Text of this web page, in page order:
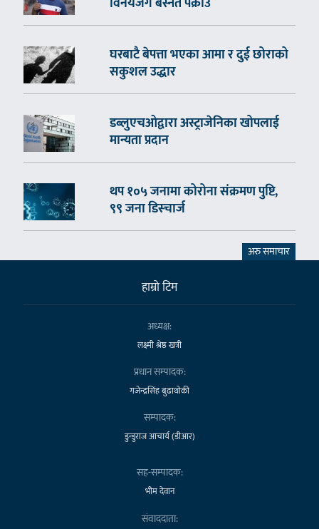
घरबाटै बेपत्ता भएका आमा र दुई छोराको
सकुशल उद्धार
डब्लुएचओद्वारा अस्ट्राजेनिका खोपलाई
मान्यता प्रदान
थप १०५ जनामा कोरोना संक्रमण पुष्टि,
९९ जना डिस्चार्ज
अरु समाचार
हाम्राे टिम
अध्यक्ष:
लक्ष्मी श्रेष्ठ खत्री
प्रधान सम्पादक:
गजेन्द्रसिंह बुढाथोकी
सम्पादक:
डुन्डुराज आचार्य (डीआर)
सह-सम्पादक:
भीम देवान
संवाददाता: